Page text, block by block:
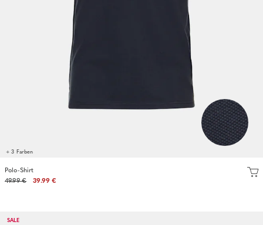
+ 3 Farben
Polo-Shirt
49.99 €
39.99 €
SALE